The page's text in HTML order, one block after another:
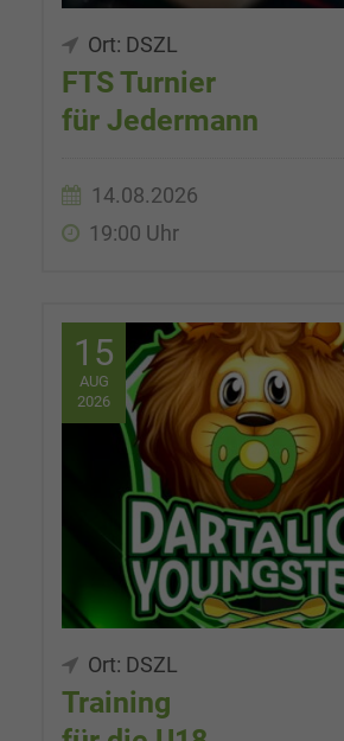
Ort: DSZL
FTS Turnier
für Jedermann
14.08.2026
19:00 Uhr
15
AUG
2026
Ort: DSZL
Training